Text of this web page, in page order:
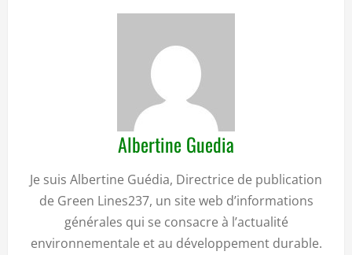
Albertine Guedia
Je suis Albertine Guédia, Directrice de publication
de Green Lines237, un site web d’informations
générales qui se consacre à l’actualité
environnementale et au développement durable.